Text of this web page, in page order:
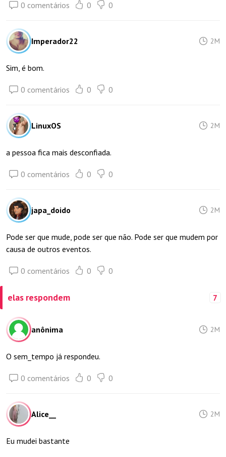
0 comentários 0 0
Imperador22 2M
Sim, é bom.
0 comentários 0 0
LinuxOS 2M
a pessoa fica mais desconfiada.
0 comentários 0 0
japa_doido 2M
Pode ser que mude, pode ser que não. Pode ser que mudem por
causa de outros eventos.
0 comentários 0 0
elas respondem 7
anônima 2M
O sem_tempo já respondeu.
0 comentários 0 0
Alice__ 2M
Eu mudei bastante